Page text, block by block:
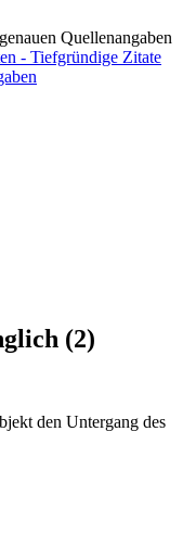
Quellenangaben
(2)
den Untergang des